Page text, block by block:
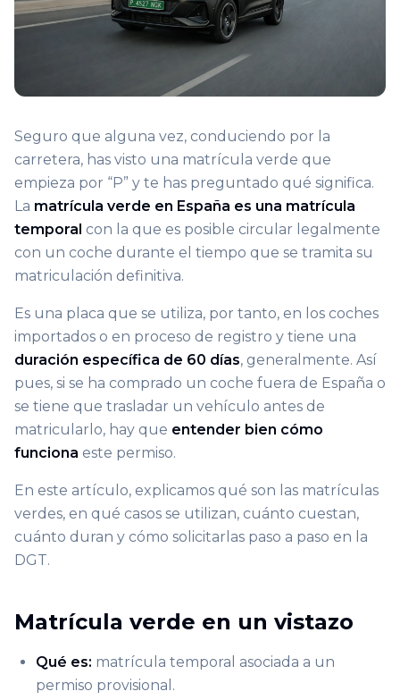
Seguro que alguna vez, conduciendo por la
carretera, has visto una matrícula verde que
empieza por “P” y te has preguntado qué significa.
La matrícula verde en España es una matrícula
temporal con la que es posible circular legalmente
con un coche durante el tiempo que se tramita su
matriculación definitiva.
Es una placa que se utiliza, por tanto, en los coches
importados o en proceso de registro y tiene una
duración específica de 60 días, generalmente. Así
pues, si se ha comprado un coche fuera de España o
se tiene que trasladar un vehículo antes de
matricularlo, hay que entender bien cómo
funciona este permiso.
En este artículo, explicamos qué son las matrículas
verdes, en qué casos se utilizan, cuánto cuestan,
cuánto duran y cómo solicitarlas paso a paso en la
DGT.
Matrícula verde en un vistazo
Qué es: matrícula temporal asociada a un
permiso provisional.